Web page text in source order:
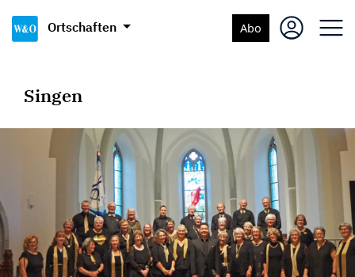
Ortschaften Abo
Singen